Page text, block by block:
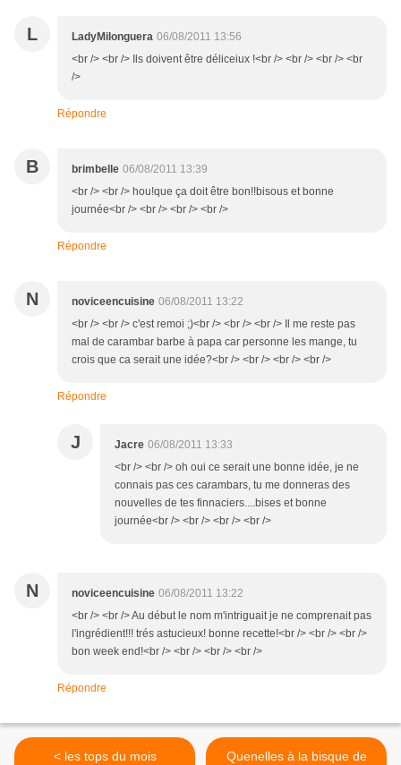
L LadyMilonguera 06/08/2011 13:56
<br /> <br /> Ils doivent être déliceiux !<br /> <br /> <br /> <br
/>
Répondre
B brimbelle 06/08/2011 13:39
<br /> <br /> hou!que ça doit être bon!!bisous et bonne
journée<br /> <br /> <br /> <br />
Répondre
N noviceencuisine 06/08/2011 13:22
<br /> <br /> c'est remoi ;)<br /> <br /> <br /> Il me reste pas
mal de carambar barbe à papa car personne les mange, tu
crois que ca serait une idée?<br /> <br /> <br /> <br />
Répondre
J Jacre 06/08/2011 13:33
<br /> <br /> oh oui ce serait une bonne idée, je ne
connais pas ces carambars, tu me donneras des
nouvelles de tes finnaciers....bises et bonne
journée<br /> <br /> <br /> <br />
N noviceencuisine 06/08/2011 13:22
<br /> <br /> Au début le nom m'intriguait je ne comprenait pas
l'ingrédient!!! trés astucieux! bonne recette!<br /> <br /> <br />
bon week end!<br /> <br /> <br /> <br />
Répondre
< les tops du mois
Quenelles à la bisque de